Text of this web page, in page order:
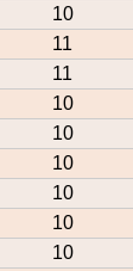
10
11
11
10
10
10
10
10
10